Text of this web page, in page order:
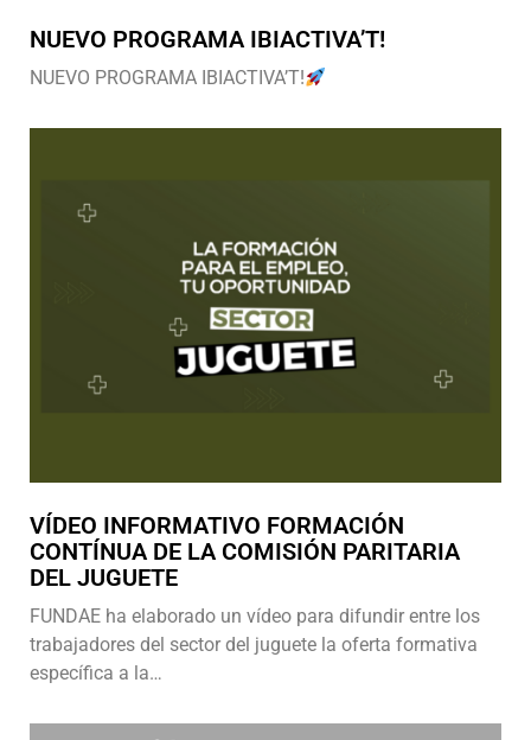
NUEVO PROGRAMA IBIACTIVA’T!
NUEVO PROGRAMA IBIACTIVA’T!
VÍDEO INFORMATIVO FORMACIÓN
CONTÍNUA DE LA COMISIÓN PARITARIA
DEL JUGUETE
FUNDAE ha elaborado un vídeo para difundir entre los
trabajadores del sector del juguete la oferta formativa
específica a la…